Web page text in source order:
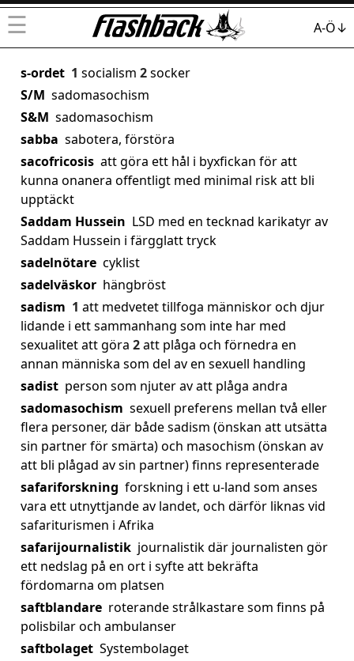
☰ A-Ö↓
s-ordet 1 socialism 2socker
S/M sadomasochism
S&M sadomasochism
sabba sabotera, förstöra
sacofricosis att göra ett hål i byxfickan för att
kunna onanera offentligt med minimal risk att bli
upptäckt
Saddam Hussein LSD med en tecknad karikatyr av
Saddam Hussein i färgglatt tryck
sadelnötare cyklist
sadelväskor hängbröst
sadism 1 att medvetet tillfoga människor och djur
lidande i ett sammanhang som inte har med
sexualitet att göra 2att plåga och förnedra en
annan människa som del av en sexuell handling
sadist person som njuter av att plåga andra
sadomasochism sexuell preferens mellan två eller
flera personer, där både sadism (önskan att utsätta
sin partner för smärta) och masochism (önskan av
att bli plågad av sin partner) finns representerade
safariforskning forskning i ett u-land som anses
vara ett utnyttjande av landet, och därför liknas vid
safariturismen i Afrika
safarijournalistik journalistik där journalisten gör
ett nedslag på en ort i syfte att bekräfta
fördomarna om platsen
saftblandare roterande strålkastare som finns på
polisbilar och ambulanser
saftbolaget Systembolaget